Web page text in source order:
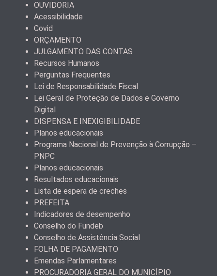
OUVIDORIA
Acessibilidade
Covid
ORÇAMENTO
JULGAMENTO DAS CONTAS
Recursos Humanos
Perguntas Frequentes
Lei de Responsabilidade Fiscal
Lei Geral de Proteção de Dados e Governo
Digital
DISPENSA E INEXIGIBILIDADE
Planos educacionais
Programa Nacional de Prevenção à Corrupção –
PNPC
Planos educacionais
Resultados educacionais
Lista de espera de creches
PREFEITA
Indicadores de desempenho
Conselho do Fundeb
Conselho de Assistência Social
FOLHA DE PAGAMENTO
Emendas Parlamentares
PROCURADORIA GERAL DO MUNICÍPIO